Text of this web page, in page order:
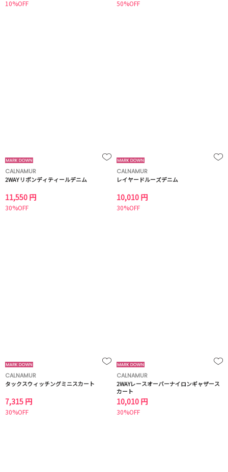
10%OFF 50%OFF
CALNAMUR
2WAY リボンディティールデニム
11,550 円
30%OFF
CALNAMUR
レイヤードルーズデニム
10,010 円
30%OFF
CALNAMUR
タックスウィッチングミニスカート
7,315 円
30%OFF
CALNAMUR
2WAYレースオーバーナイロンギャザース
カート
10,010 円
30%OFF